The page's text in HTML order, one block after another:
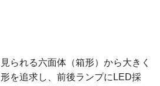
られる六面体（箱形）から大きく
を追求し、前後ランプにLED採